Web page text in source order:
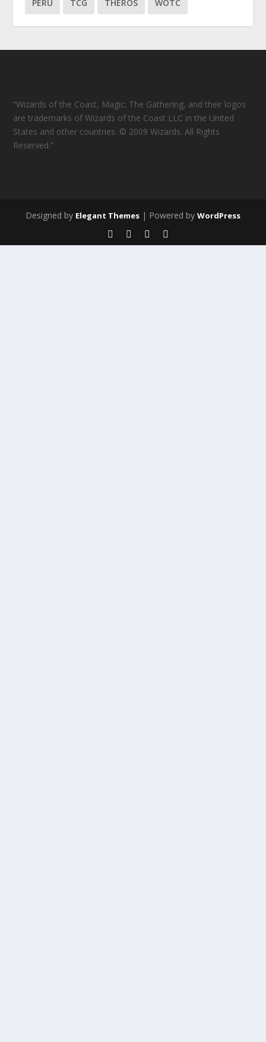
PERU TCG THEROS WOTC
“Wizards of the Coast, Magic: The Gathering, and their logos
are trademarks of Wizards of the Coast LLC in the United
States and other countries. © 2009 Wizards. All Rights
Reserved.”
Designed by Elegant Themes | Powered by WordPress